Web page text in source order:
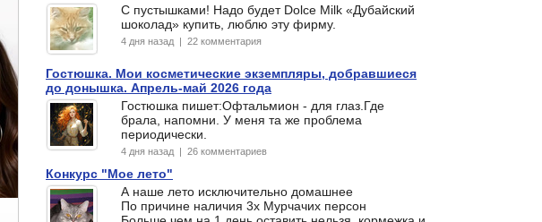
С пустышками! Надо будет Dolce Milk «Дубайский
шоколад» купить, люблю эту фирму.
4 дня назад | 22 комментария
Гостюшка. Мои косметические экземпляры, добравшиеся
до донышка. Апрель-май 2026 года
Гостюшка пишет:Офтальмион - для глаз.Где
брала, напомни. У меня та же проблема
периодически.
4 дня назад | 26 комментариев
Конкурс "Мое лето"
А наше лето исключительно домашнее
По причине наличия 3х Мурчачих персон